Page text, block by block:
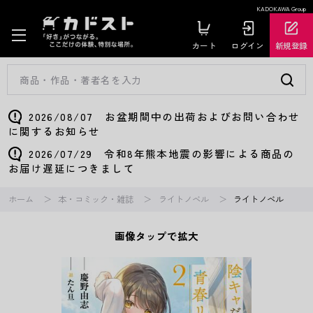
KADOKAWA Group
カート ログイン 新規登録
2026/08/07 お盆期間中の出荷およびお問い合わせ
に関するお知らせ
2026/07/29 令和8年熊本地震の影響による商品の
お届け遅延につきまして
ホーム 本・コミック・雑誌 ライトノベル ライトノベル
画像タップで拡大